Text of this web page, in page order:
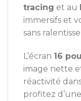
tracing et au
immersifs et
sans
L’écran 16
image nette
réactivité
profitez